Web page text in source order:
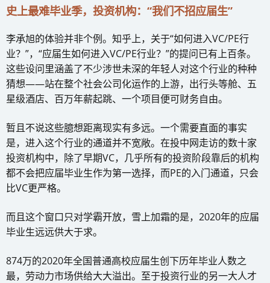
史上最难毕业季，投资机构：“我们不招应届生”
李承旭的体验并非个例。知乎上，关于“如何进入VC/PE行
业？”，“应届生如何进入VC/PE行业？”的提问已有上百条。
这些设问里涵盖了不少涉世未深的年轻人对这个行业的种种
猜想——站在整个社会公司化运作的上游，出行头等舱、五
星级酒店、百万年薪起跳、一个项目便可财务自由。
暂且不说这些臆想距离现实有多远。一个需要直面的事实
是，进入这个行业的通道并不宽敞。在投中网走访的数十家
投资机构中，除了早期VC，几乎所有的投资阶段靠后的机构
都不会把应届毕业生作为第一选择，而PE的入门通道，只会
比VC更严格。
而且这个窗口只对学霸开放，雪上加霜的是，2020年的应届
毕业生远远供大于求。
874万的2020年全国普通高校应届生创下历年毕业人数之
最，劳动力市场供给大大溢出。至于投资行业的另一大人才